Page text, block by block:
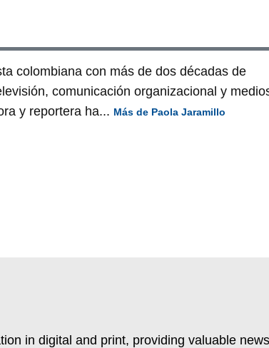
colombiana con más de dos décadas de
comunicación organizacional y
y reportera ha... Más de Paola Jaramillo
in digital and print, providing valuable